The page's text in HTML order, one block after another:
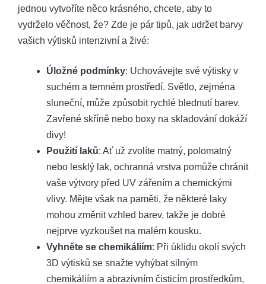
jednou vytvoříte něco krásného, chcete, aby to
vydrželo věčnost, že? Zde je pár tipů, jak udržet barvy
vašich výtisků intenzivní a živé:
Úložné podmínky: Uchovávejte své výtisky v
suchém a temném prostředí. Světlo, zejména
sluneční, může způsobit rychlé blednutí barev.
Zavřené skříně nebo boxy na skladování dokáží
divy!
Použití laků: Ať už zvolíte matný, polomatný
nebo lesklý lak, ochranná vrstva pomůže chránit
vaše výtvory před UV zářením a chemickými
vlivy. Mějte však na paměti, že některé laky
mohou změnit vzhled barev, takže je dobré
nejprve vyzkoušet na malém kousku.
Vyhněte se chemikáliím: Při úklidu okolí svých
3D výtisků se snažte vyhýbat silným
chemikáliím a abrazivním čisticím prostředkům,